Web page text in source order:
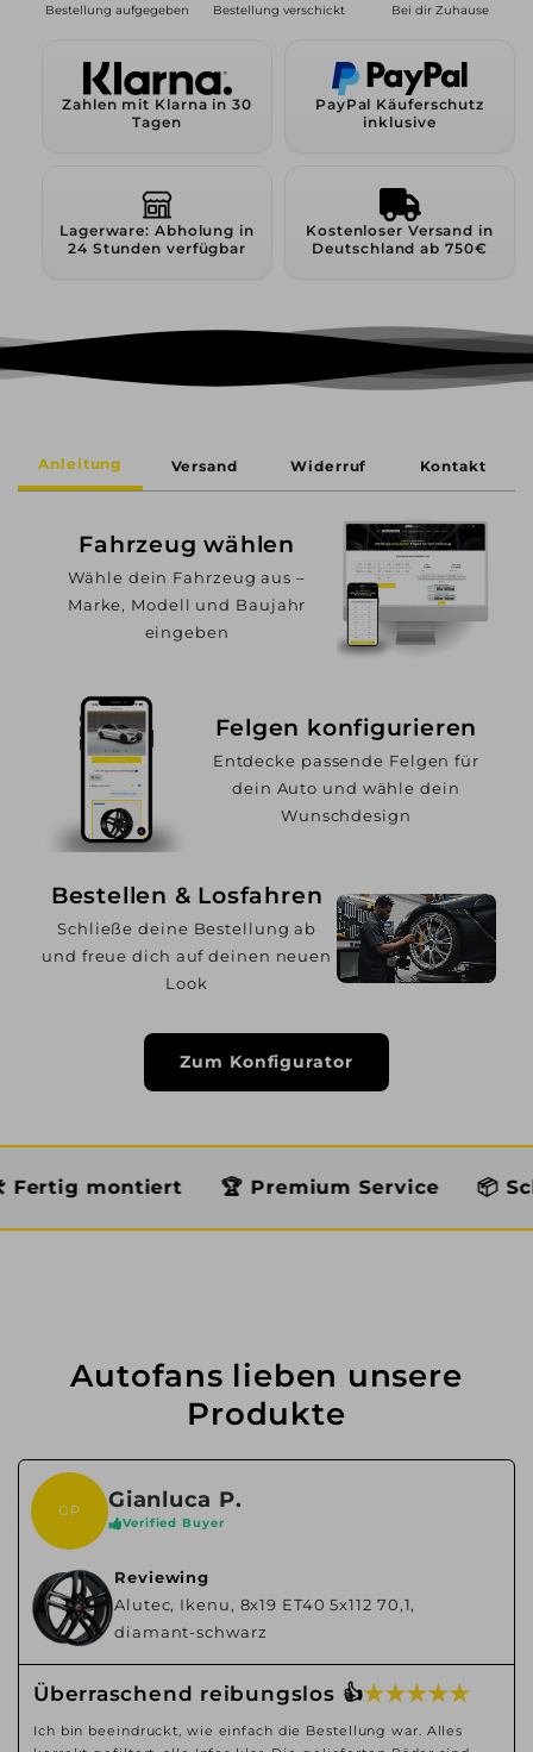
Bestellung aufgegeben
Bestellung verschickt
Bei dir Zuhause
Zahlen mit Klarna in 30
Tagen
PayPal Käuferschutz
inklusive
Lagerware: Abholung in
24 Stunden verfügbar
Kostenloser Versand in
Deutschland ab 750€
Anleitung Versand Widerruf Kontakt
Fahrzeug wählen
Wähle dein Fahrzeug aus –
Marke, Modell und Baujahr
eingeben
Felgen konfigurieren
Entdecke passende Felgen für
dein Auto und wähle dein
Wunschdesign
Bestellen & Losfahren
Schließe deine Bestellung ab
und freue dich auf deinen neuen
Look
Zum Konfigurator
🏆 Premium Service 📦 Schneller
Autofans lieben unsere
Produkte
GP Gianluca P.
Verified Buyer
Reviewing
Alutec, Ikenu, 8x19 ET40 5x112 70,1,
diamant-schwarz
Überraschend reibungslos 👍★ ★ ★ ★ ★
Ich bin beeindruckt, wie einfach die Bestellung war. Alles